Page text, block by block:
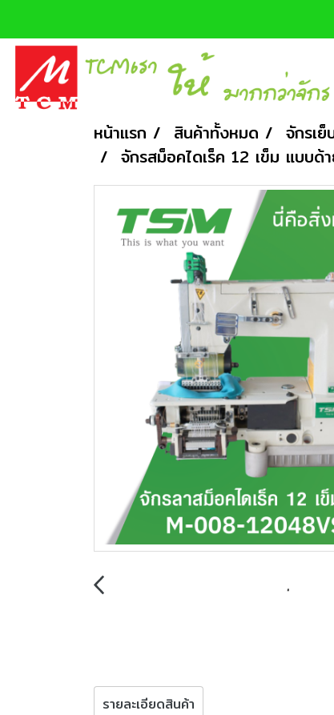
หน้าแรก สินค้าทั้งหมด จักรเย็
จักรสม็อคไดเร็ค 12 เข็ม แบบ
รายละเอียดสินค้า